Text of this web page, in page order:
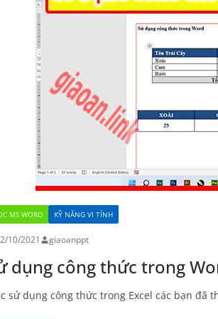
MS WORD KỸ NĂNG VI TÍNH
10/2021 giaoanppt
dụng công thức trong
sử dụng công thức trong Excel các bạn đã